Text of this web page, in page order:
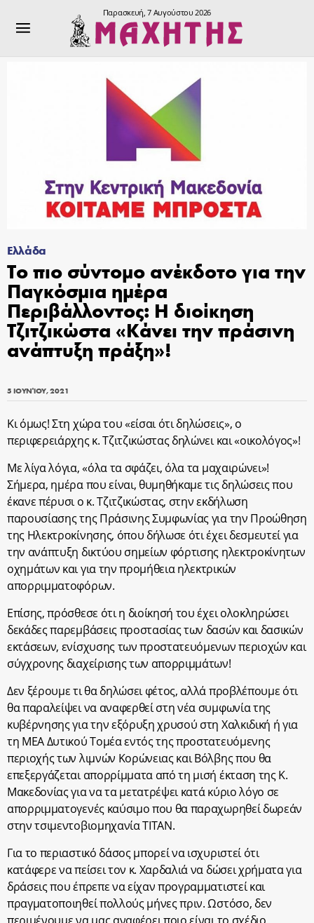
Παρασκευή, 7 Αυγούστου 2026
Ελλάδα
Το πιο σύντομο ανέκδοτο για την
Παγκόσμια ημέρα
Περιβάλλοντος: Η διοίκηση
Τζιτζικώστα «Κάνει την πράσινη
ανάπτυξη πράξη»!
5 ΙΟΥΝΊΟΥ, 2021
Κι όμως! Στη χώρα του «είσαι ότι δηλώσεις», ο
περιφερειάρχης κ. Τζιτζικώστας δηλώνει και «οικολόγος»!
Με λίγα λόγια, «όλα τα σφάζει, όλα τα μαχαιρώνει»!
Σήμερα, ημέρα που είναι, θυμηθήκαμε τις δηλώσεις που
έκανε πέρυσι ο κ. Τζιτζικώστας, στην εκδήλωση
παρουσίασης της Πράσινης Συμφωνίας για την Προώθηση
της Ηλεκτροκίνησης, όπου δήλωσε ότι έχει δεσμευτεί για
την ανάπτυξη δικτύου σημείων φόρτισης ηλεκτροκίνητων
οχημάτων και για την προμήθεια ηλεκτρικών
απορριμματοφόρων.
Επίσης, πρόσθεσε ότι η διοίκησή του έχει ολοκληρώσει
δεκάδες παρεμβάσεις προστασίας των δασών και δασικών
εκτάσεων, ενίσχυσης των προστατευόμενων περιοχών και
σύγχρονης διαχείρισης των απορριμμάτων!
Δεν ξέρουμε τι θα δηλώσει φέτος, αλλά προβλέπουμε ότι
θα παραλείψει να αναφερθεί στη νέα συμφωνία της
κυβέρνησης για την εξόρυξη χρυσού στη Χαλκιδική ή για
τη ΜΕΑ Δυτικού Τομέα εντός της προστατευόμενης
περιοχής των λιμνών Κορώνειας και Βόλβης που θα
επεξεργάζεται απορρίμματα από τη μισή έκταση της Κ.
Μακεδονίας για να τα μετατρέψει κατά κύριο λόγο σε
απορριμματογενές καύσιμο που θα παραχωρηθεί δωρεάν
στην τσιμεντοβιομηχανία ΤΙΤΑΝ.
Για το περιαστικό δάσος μπορεί να ισχυριστεί ότι
κατάφερε να πείσει τον κ. Χαρδαλιά να δώσει χρήματα για
δράσεις που έπρεπε να είχαν προγραμματιστεί και
πραγματοποιηθεί πολλούς μήνες πριν. Ωστόσο, δεν